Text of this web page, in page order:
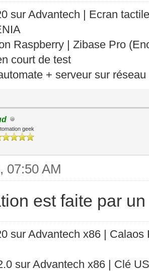
sur Advantech | Ecran
Raspberry | Zibase Pro
court de test
+ serveur sur
geek
07:50 AM
est faite par
sur Advantech x86 |
sur Advantech x86 | Clé